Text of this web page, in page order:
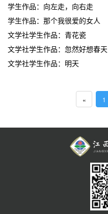
学生作品：向左走，向右走
学生作品：那个我很爱的女人
文学社学生作品：青花瓷
文学社学生作品：忽然好想春天
文学社学生作品：明天
« 1